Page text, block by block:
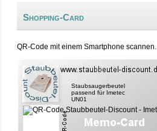
Shopping-Card
QR-Code mit einem Smartphone scannen.
Staubsaugerbeutel
passend für Imetec
UN01